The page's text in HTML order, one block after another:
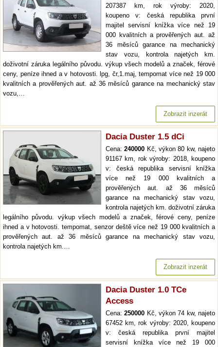
207387 km, rok výroby: 2020,
koupeno v: česká republika první
majitel servisní knížka více než 19
000 kvalitních a prověřených aut. až
36 měsíců garance na mechanický
stav vozu, kontrola najetých km.
doživotní záruka legálního původu. výkup všech modelů a značek, férové
ceny, peníze ihned a v hotovosti. lpg, čr,1.maj, tempomat více než 19 000
kvalitních a prověřených aut. až 36 měsíců garance na mechanický stav
vozu,…
Zobrazit inzerát
Dacia Duster 1.5 dCi
Cena:240000 Kč, výkon 80 kw, najeto
91167 km, rok výroby: 2018, koupeno
v: česká republika servisní knížka
více než 19 000 kvalitních a
prověřených aut. až 36 měsíců
garance na mechanický stav vozu,
kontrola najetých km. doživotní záruka
legálního původu. výkup všech modelů a značek, férové ceny, peníze
ihned a v hotovosti. tempomat, senzor deště více než 19 000 kvalitních a
prověřených aut. až 36 měsíců garance na mechanický stav vozu,
kontrola najetých km.…
Zobrazit inzerát
Dacia Duster 1.0 TCe
Access
Cena:250000 Kč, výkon 74 kw, najeto
67452 km, rok výroby: 2020, koupeno
v: česká republika první majitel
servisní knížka více než 19 000